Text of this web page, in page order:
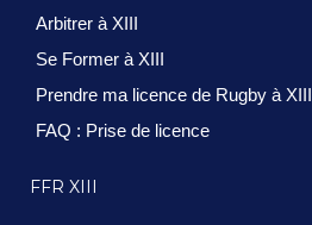
Arbitrer à XIII
Se Former à XIII
Prendre ma licence de Rugby à XIII
FAQ : Prise de licence
FFR XIII